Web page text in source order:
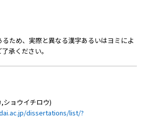
ため、実際と異なる漢字あるいはヨミによ
承ください。
ショウイチロウ)
dissertations/list/?